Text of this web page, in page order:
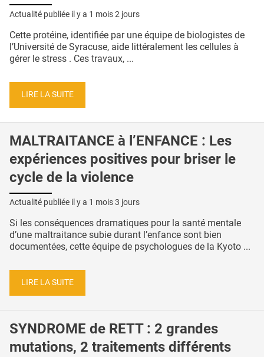
Actualité publiée il y a 1 mois 2 jours
Cette protéine, identifiée par une équipe de biologistes de
l’Université de Syracuse, aide littéralement les cellules à
gérer le stress . Ces travaux, ...
LIRE LA SUITE
MALTRAITANCE à l’ENFANCE : Les
expériences positives pour briser le
cycle de la violence
Actualité publiée il y a 1 mois 3 jours
Si les conséquences dramatiques pour la santé mentale
d’une maltraitance subie durant l’enfance sont bien
documentées, cette équipe de psychologues de la Kyoto ...
LIRE LA SUITE
SYNDROME de RETT : 2 grandes
mutations, 2 traitements différents